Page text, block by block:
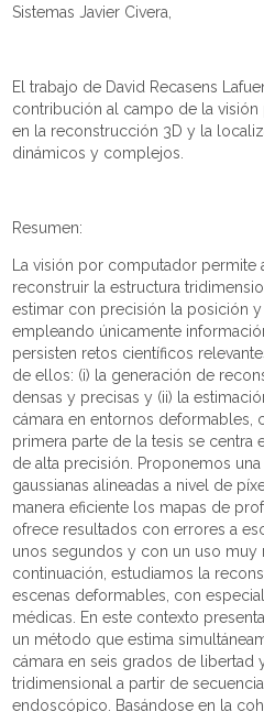
Sistemas Javier Civera,
El trabajo de David Recasens
contribución al campo de la
en la reconstrucción 3D y la
dinámicos y complejos.
Resumen:
La visión por computador permite
reconstruir la estructura
estimar con precisión la posición
empleando únicamente
persisten retos científicos
de ellos: (i) la generación de
densas y precisas y (ii) la
cámara en entornos deformables,
primera parte de la tesis se centra
de alta precisión. Proponemos
gaussianas alineadas a nivel de
manera eficiente los mapas de
ofrece resultados con errores a
unos segundos y con un uso
continuación, estudiamos la
escenas deformables, con
médicas. En este contexto
un método que estima
cámara en seis grados de libertad
tridimensional a partir de
endoscópico. Basándose en la